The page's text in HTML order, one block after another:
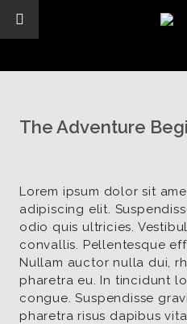
The Adventure
Lorem ipsum dolor sit
adipiscing elit.
odio quis ultricies.
convallis. Pellentesque
Nullam auctor nulla dui,
pharetra eu. In tincidunt
congue. Suspendisse
pharetra risus dapibus